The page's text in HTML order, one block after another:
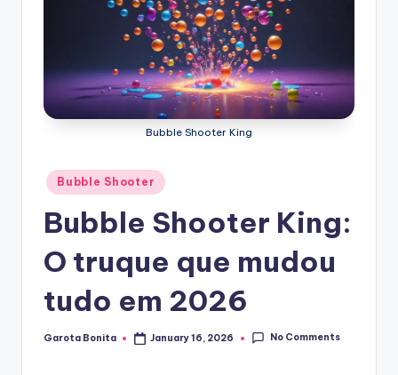
Bubble Shooter King
Posted
in
Bubble Shooter
Bubble Shooter King:
O truque que mudou
tudo em 2026
Posted
Garota Bonita January 16, 2026 No Comments